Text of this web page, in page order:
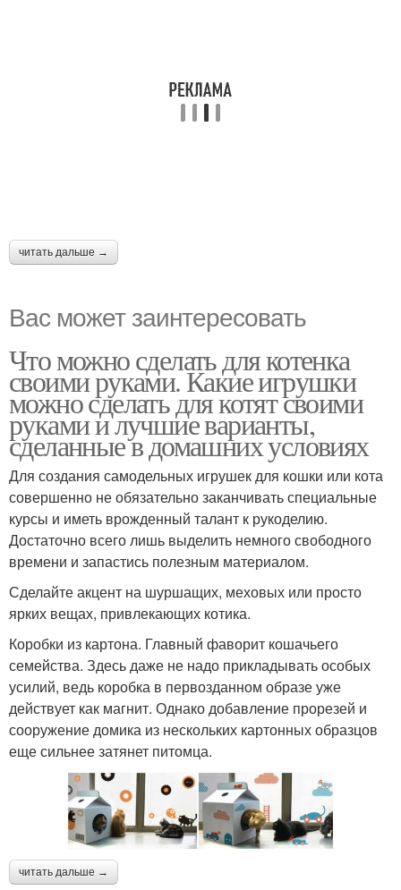
читать дальше →
Вас может заинтересовать
Что можно сделать для котенка
своими руками. Какие игрушки
можно сделать для котят своими
руками и лучшие варианты,
сделанные в домашних условиях
Для создания самодельных игрушек для кошки или кота
совершенно не обязательно заканчивать специальные
курсы и иметь врожденный талант к рукоделию.
Достаточно всего лишь выделить немного свободного
времени и запастись полезным материалом.
Сделайте акцент на шуршащих, меховых или просто
ярких вещах, привлекающих котика.
Коробки из картона. Главный фаворит кошачьего
семейства. Здесь даже не надо прикладывать особых
усилий, ведь коробка в первозданном образе уже
действует как магнит. Однако добавление прорезей и
сооружение домика из нескольких картонных образцов
еще сильнее затянет питомца.
читать дальше →